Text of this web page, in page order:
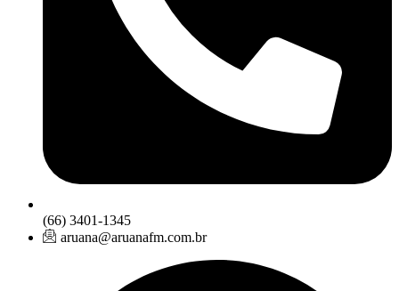
(66) 3401-1345
aruana@aruanafm.com.br